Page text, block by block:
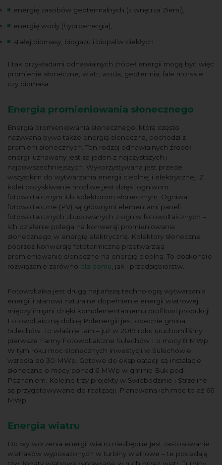
energię zasobów geotermalnych (z wnętrza Ziemi),
energię wody (hydroenergia),
stałej biomasy, biogazu i biopaliw ciekłych.
I tak przykładami odnawialnych źródeł energii mogą być więc
promienie słoneczne, wiatr, woda, geotermia, fale morskie
czy biomasa.
Energia promieniowania słonecznego
Energia promieniowania słonecznego, która często
nazywana bywa także energią słoneczną, pochodzi z
promieni słonecznych. Ten rodzaj odnawialnych źródeł
energii uznawany jest za jeden z najczystszych i
najpowszechniejszych. Wykorzystywana jest przede
wszystkim do wytwarzania energii cieplnej i elektrycznej. Z
kolei pozyskiwanie możliwe jest dzięki ogniwom
fotowoltaicznym lub kolektorom słonecznym. Ogniwa
fotowoltaiczne (PV) są głównymi elementami paneli
fotowoltaicznych zbudowanych z ogniw fotowoltaicznych –
ich działanie polega na konwersji promieniowania
słonecznego w energię elektryczną. Kolektory słoneczne
poprzez konwersję fototermiczną przetwarzają
promieniowanie słoneczne na energię cieplną. To doskonałe
rozwiązanie zarówno dla domu , jak i przedsiębiorstw.
Fotowoltaika jest drugą najtańszą technologią wytwarzania
energii i stanowi naturalne dopełnienie energii wiatrowej,
między innymi dzięki komplementarnemu profilowi produkcji.
Fotowoltaiczną doliną Polenergiii jest obecnie gmina
Sulechów. To właśnie tam – już w 2019 roku uruchomiliśmy
pierwsze Farmy Fotowoltaiczne Sulechów I o mocy 8 MWp.
W tym roku moc słonecznych inwestycji w Sulechowie
wzrosła do 30 MWp. Gotowe do eksploatacji są instalacje
słoneczne o mocy ponad 6 MWp w gminie Buk pod
Poznaniem. Kolejne trzy projekty w Świebodzinie i Strzeline
są przygotowywane do realizacji. Planowana ich moc to aż 66
MWp.
Energia wiatru
Do wytworzenia energii wiatru niezbędne jest zastosowanie
wiatraków wyposażonych w turbiny wiatrowe – te posiadają
tzw. łopaty wiatrowe wprawiane w ruch przez wiatr. Turbiny